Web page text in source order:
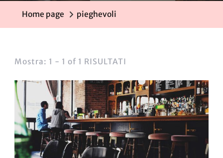
Home page pieghevoli
Mostra: 1 - 1 of 1 RISULTATI